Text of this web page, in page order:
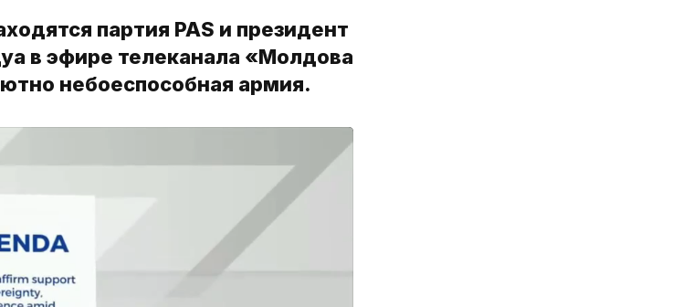
партия PAS и президент
в эфире телеканала «Молдова
небоеспособная армия.